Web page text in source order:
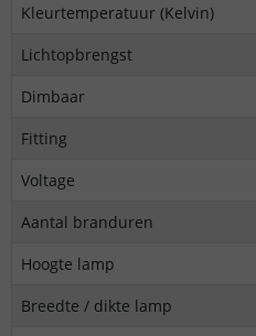
Kleurtemperatuur (Kelvin)
Lichtopbrengst
Dimbaar
Fitting
Voltage
Aantal branduren
Hoogte lamp
Breedte / dikte lamp